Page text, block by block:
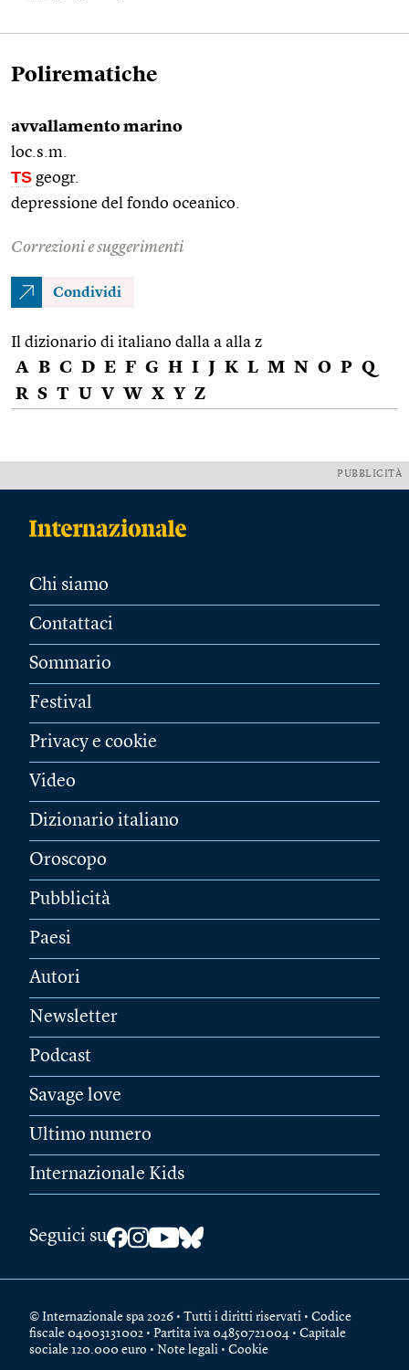
Polirematiche
avvallamento marino
loc.s.m.
TS geogr.
depressione del fondo oceanico.
Correzioni e suggerimenti
Condividi
Il dizionario di italiano dalla a alla z
A B C D E F G H I J K L M N O P Q
R S T U V W X Y Z
PUBBLICITÀ
Chi siamo
Contattaci
Sommario
Festival
Privacy e cookie
Video
Dizionario italiano
Oroscopo
Pubblicità
Paesi
Autori
Newsletter
Podcast
Savage love
Ultimo numero
Internazionale Kids
Seguici su
© Internazionale spa 2026 • Tutti i diritti riservati • Codice
fiscale 04003131002 • Partita iva 04850721004 • Capitale
sociale 120.000 euro • Note legali • Cookie